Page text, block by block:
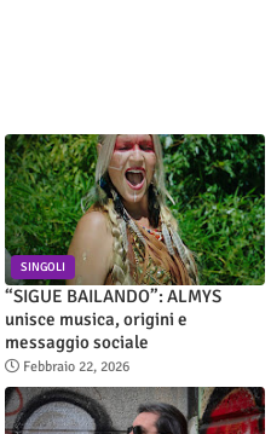
SINGOLI
“SIGUE BAILANDO”: ALMYS
unisce musica, origini e
messaggio sociale
Febbraio 22, 2026